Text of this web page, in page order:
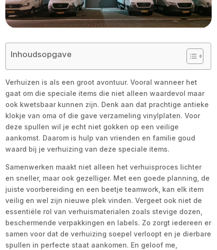
Inhoudsopgave
Verhuizen is als een groot avontuur. Vooral wanneer het
gaat om die speciale items die niet alleen waardevol maar
ook kwetsbaar kunnen zijn. Denk aan dat prachtige antieke
klokje van oma of die gave verzameling vinylplaten. Voor
deze spullen wil je echt niet gokken op een veilige
aankomst. Daarom is hulp van vrienden en familie goud
waard bij je verhuizing van deze speciale items.
Samenwerken maakt niet alleen het verhuisproces lichter
en sneller, maar ook gezelliger. Met een goede planning, de
juiste voorbereiding en een beetje teamwork, kan elk item
veilig en wel zijn nieuwe plek vinden. Vergeet ook niet de
essentiële rol van verhuismaterialen zoals stevige dozen,
beschermende verpakkingen en labels. Zo zorgt iedereen er
samen voor dat de verhuizing soepel verloopt en je dierbare
spullen in perfecte staat aankomen. En geloof me,